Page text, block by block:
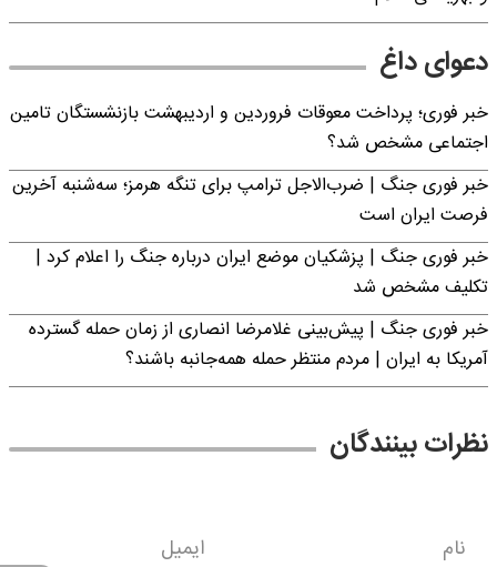
دعوای داغ
خبر فوری؛ پرداخت معوقات فروردین و اردیبهشت بازنشستگان تامین
اجتماعی مشخص شد؟
خبر فوری جنگ | ضرب‌الاجل ترامپ برای تنگه هرمز؛ سه‌شنبه آخرین
فرصت ایران است
خبر فوری جنگ | پزشکیان موضع ایران درباره جنگ را اعلام کرد |
تکلیف مشخص شد
خبر فوری جنگ | پیش‌بینی غلامرضا انصاری از زمان حمله گسترده
آمریکا به ایران | مردم منتظر حمله همه‌جانبه باشند؟
نظرات بینندگان
نام ایمیل